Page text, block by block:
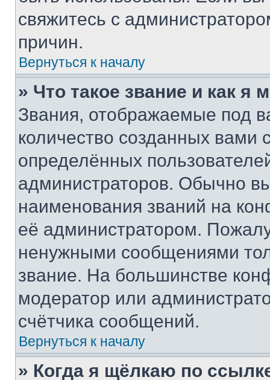
свяжитесь с
причин.
Вернуться к началу
» Что такое звание и как я
Звания, отображаемые под
количество созданных
определённых
администраторов. Обычно
наименования званий на
её администратором.
ненужными сообщениями
звание. На большинстве
модератор или
счётчика сообщений.
Вернуться к началу
» Когда я щёлкаю по